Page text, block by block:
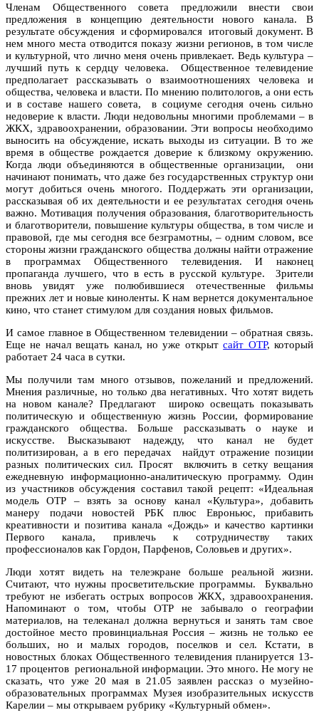
Членам Общественного совета предложили внести свои
предложения в концепцию деятельности нового канала. В
результате обсуждения и сформировался итоговый документ. В
нем много места отводится показу жизни регионов, в том числе
и культурной, что лично меня очень привлекает. Ведь культура –
лучший путь к сердцу человека. Общественное телевидение
предполагает рассказывать о взаимоотношениях человека и
общества, человека и власти. По мнению политологов, а они есть
и в составе нашего совета, в социуме сегодня очень сильно
недоверие к власти. Люди недовольны многими проблемами – в
ЖКХ, здравоохранении, образовании. Эти вопросы необходимо
выносить на обсуждение, искать выходы из ситуации. В то же
время в обществе рождается доверие к близкому окружению.
Когда люди объединяются в общественные организации, они
начинают понимать, что даже без государственных структур они
могут добиться очень многого. Поддержать эти организации,
рассказывая об их деятельности и ее результатах сегодня очень
важно. Мотивация получения образования, благотворительность
и благотворители, повышение культуры общества, в том числе и
правовой, где мы сегодня все безграмотны, – одним словом, все
стороны жизни гражданского общества должны найти отражение
в программах Общественного телевидения. И наконец
пропаганда лучшего, что в есть в русской культуре. Зрители
вновь увидят уже полюбившиеся отечественные фильмы
прежних лет и новые киноленты. К нам вернется документальное
кино, что станет стимулом для создания новых фильмов.
И самое главное в Общественном телевидении – обратная связь.
Еще не начал вещать канал, но уже открытсайт ОТР, который
работает 24 часа в сутки.
Мы получили там много отзывов, пожеланий и предложений.
Мнения различные, но только два негативных. Что хотят видеть
на новом канале? Предлагают широко освещать показывать
политическую и общественную жизнь России, формирование
гражданского общества. Больше рассказывать о науке и
искусстве. Высказывают надежду, что канал не будет
политизирован, а в его передачах найдут отражение позиции
разных политических сил. Просят включить в сетку вещания
ежедневную информационно-аналитическую программу. Один
из участников обсуждения составил такой рецепт: «Идеальная
модель ОТР – взять за основу канал «Культура», добавить
манеру подачи новостей РБК плюс Евроньюс, прибавить
креативности и позитива канала «Дождь» и качество картинки
Первого канала, привлечь к сотрудничеству таких
профессионалов как Гордон, Парфенов, Соловьев и других».
Люди хотят видеть на телеэкране больше реальной жизни.
Считают, что нужны просветительские программы. Буквально
требуют не избегать острых вопросов ЖКХ, здравоохранения.
Напоминают о том, чтобы ОТР не забывало о географии
материалов, на телеканал должна вернуться и занять там свое
достойное место провинциальная Россия – жизнь не только ее
больших, но и малых городов, поселков и сел. Кстати, в
новостных блоках Общественного телевидения планируется 13-
17 процентов региональной информации. Это много. Не могу не
сказать, что уже 20 мая в 21.05 заявлен рассказ о музейно-
образовательных программах Музея изобразительных искусств
Карелии – мы открываем рубрику «Культурный обмен».